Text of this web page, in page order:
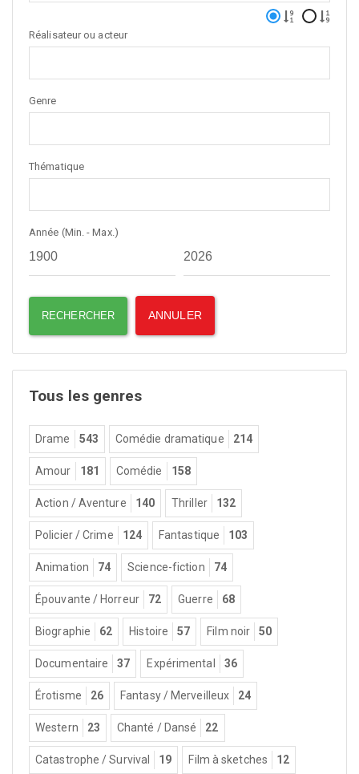
Réalisateur ou acteur
Genre
Thématique
Année (Min. - Max.)
Tous les genres
Drame 543 Comédie dramatique 214
Amour 181 Comédie 158
Action / Aventure 140 Thriller 132
Policier / Crime 124 Fantastique 103
Animation 74 Science-fiction 74
Épouvante / Horreur 72 Guerre 68
Biographie 62 Histoire 57 Film noir 50
Documentaire 37 Expérimental 36
Érotisme 26 Fantasy / Merveilleux 24
Western 23 Chanté / Dansé 22
Catastrophe / Survival 19 Film à sketches 12